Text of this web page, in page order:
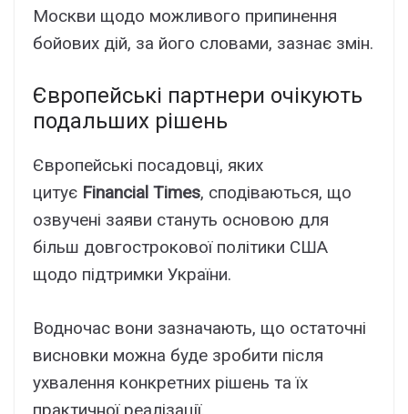
Москви щодо можливого припинення
бойових дій, за його словами, зазнає змін.
Європейські партнери очікують
подальших рішень
Європейські посадовці, яких
цитує Financial Times, сподіваються, що
озвучені заяви стануть основою для
більш довгострокової політики США
щодо підтримки України.
Водночас вони зазначають, що остаточні
висновки можна буде зробити після
ухвалення конкретних рішень та їх
практичної реалізації.